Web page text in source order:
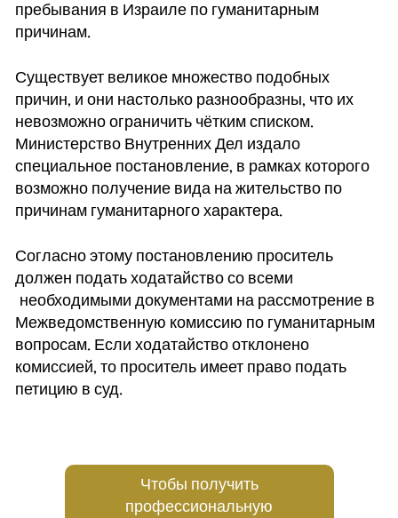
пребывания в Израиле по гуманитарным
причинам.
Существует великое множество подобных
причин, и они настолько разнообразны, что их
невозможно ограничить чётким списком.
Министерство Внутренних Дел издало
специальное постановление, в рамках которого
возможно получение вида на жительство по
причинам гуманитарного характера.
Согласно этому постановлению проситель
должен подать ходатайство со всеми
необходимыми документами на рассмотрение в
Межведомственную комиссию по гуманитарным
вопросам. Если ходатайство отклонено
комиссией, то проситель имеет право подать
петицию в суд.
Чтобы получить
профессиональную